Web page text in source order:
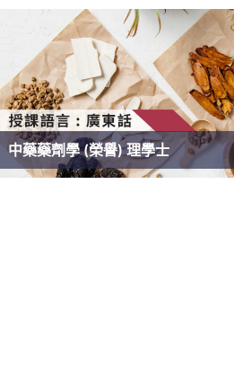
中藥藥劑學 (榮譽) 理學士